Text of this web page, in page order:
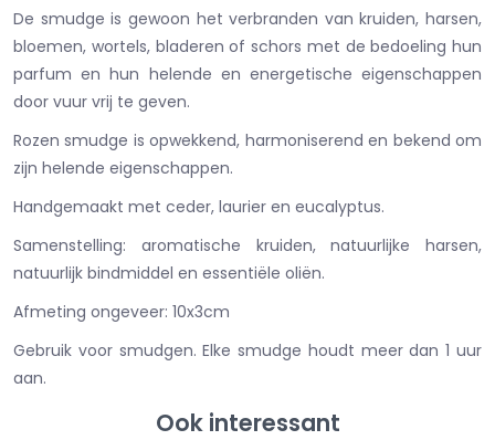
De smudge is gewoon het verbranden van kruiden, harsen,
bloemen, wortels, bladeren of schors met de bedoeling hun
parfum en hun helende en energetische eigenschappen
door vuur vrij te geven.
Rozen smudge is opwekkend, harmoniserend en bekend om
zijn helende eigenschappen.
Handgemaakt met ceder, laurier en eucalyptus.
Samenstelling: aromatische kruiden, natuurlijke harsen,
natuurlijk bindmiddel en essentiële oliën.
Afmeting ongeveer: 10x3cm
Gebruik voor smudgen. Elke smudge houdt meer dan 1 uur
aan.
Ook interessant